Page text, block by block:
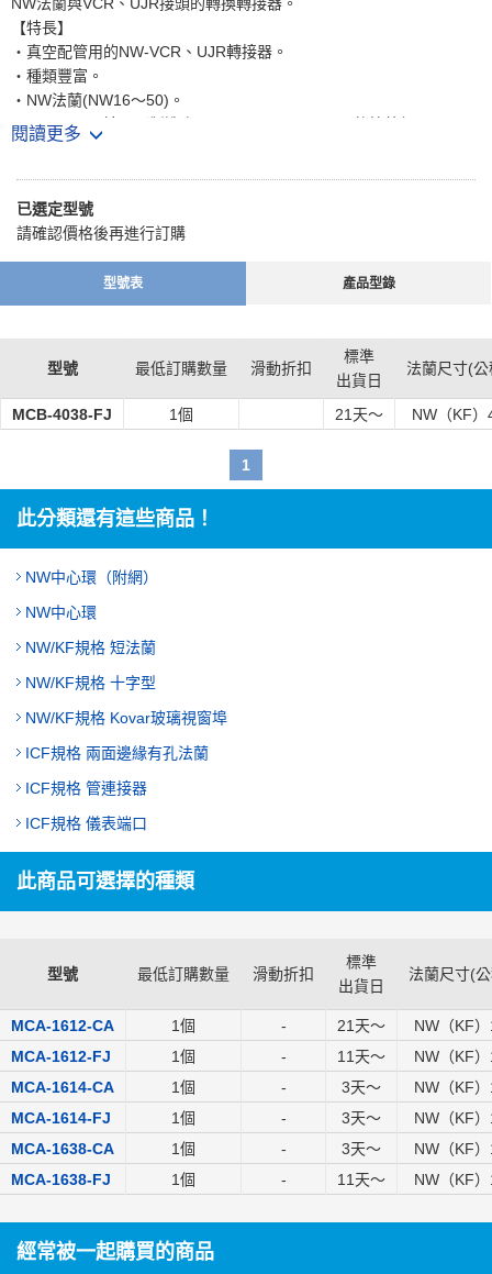
【特長】
・真空配管用的NW‐VCR、UJR轉接器。
・種類豐富。
・NW法蘭(NW16～50)。
・VCR、UJR接頭（製造商：Fujikin、Swagelok，軟管外徑：1/4、
・最適合輕鬆進行NW法蘭與VCR、UJR接頭的轉換。
閱讀更多
已選定型號
請確認價格後再進行訂購
型號表 產品型錄
型號 最低訂購數量 滑動折扣
標準
出貨日
法蘭尺寸(
MCB-4038-FJ 1個 21 天～ NW（KF）
1
此分類還有這些商品！
NW中心環（附網）
NW中心環
NW/KF規格 短法蘭
NW/KF規格 十字型
NW/KF規格 Kovar玻璃視窗埠
ICF規格 兩面邊緣有孔法蘭
ICF規格 管連接器
ICF規格 儀表端口
此商品可選擇的種類
型號 最低訂購數量 滑動折扣
標準
出貨日
法蘭尺寸(
MCA-1612-CA 1個 - 21 天～
NW（KF
MCA-1612-FJ
1個 - 11 天～
NW（KF
MCA-1614-CA
1個 - 3天～
NW（KF
MCA-1614-FJ
1個 - 3天～
NW（KF
MCA-1638-CA
1個 - 3天～
NW（KF
MCA-1638-FJ
1個 - 11 天～ NW（KF
經常被一起購買的商品